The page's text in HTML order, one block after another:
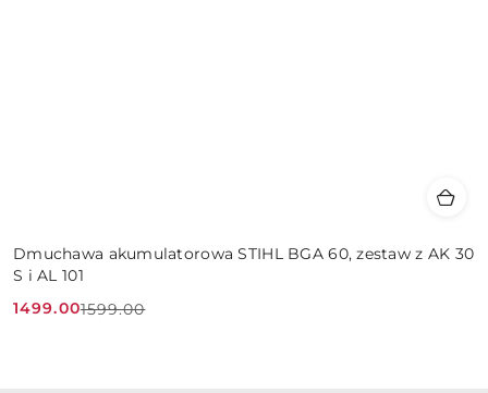
Dmuchawa akumulatorowa STIHL BGA 60, zestaw z AK 30
S i AL 101
Cena
1499.00
Cena
1599.00